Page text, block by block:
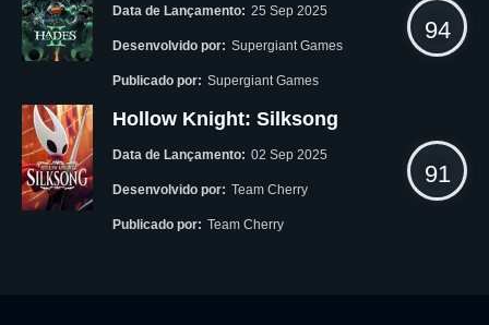
Data de Lançamento: 25 Sep 2025
Desenvolvido por: Supergiant Games
Publicado por: Supergiant Games
94
Hollow Knight: Silksong
Data de Lançamento: 02 Sep 2025
Desenvolvido por: Team Cherry
Publicado por: Team Cherry
91